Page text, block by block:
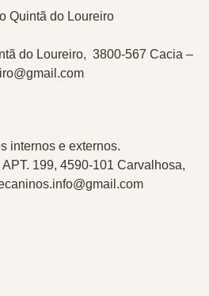
Quintã do Loureiro
do Loureiro, 3800-567 Cacia –
internos e externos.
199, 4590-101 Carvalhosa,